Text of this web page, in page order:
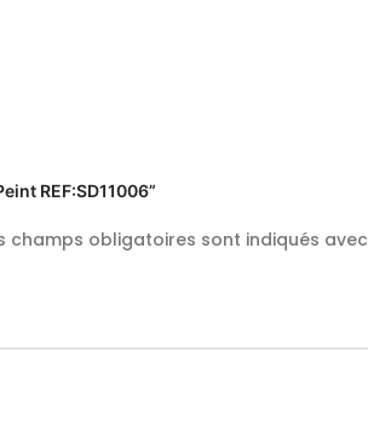
REF:SD11006”
champs obligatoires sont indiqués avec